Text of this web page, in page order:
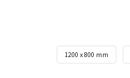
1200 x 800 mm